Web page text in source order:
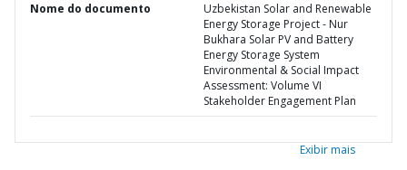
Nome do documento
Uzbekistan Solar and Renewable
Energy Storage Project - Nur
Bukhara Solar PV and Battery
Energy Storage System
Environmental & Social Impact
Assessment: Volume VI
Stakeholder Engagement Plan
Exibir mais